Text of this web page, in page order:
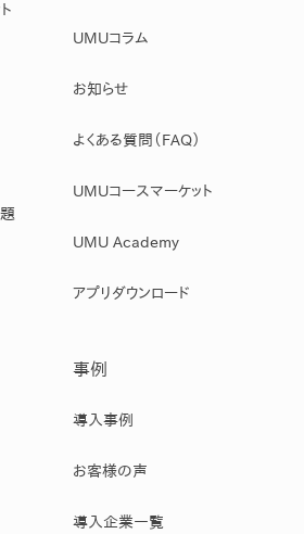
UMUコラム
お知らせ
よくある質問（FAQ）
UMUコースマーケット
UMU Academy
アプリダウンロード
事例
導入事例
お客様の声
導入企業一覧